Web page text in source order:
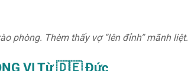
phòng. Thèm thấy vợ “lên đỉnh” mãnh liệt.
VỊ Từ 🇩🇪 Đức